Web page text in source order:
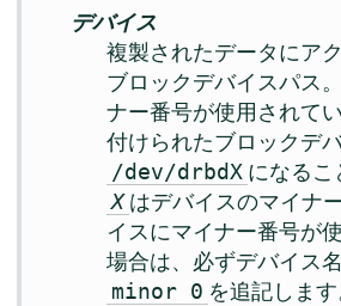
デバイス
複製されたデータにア
ブロックデバイスパス
ナー番号が使用されて
付けられたブロックデ
/dev/drbdX になるこ
X はデバイスのマイナ
イスにマイナー番号が
場合は、必ずデバイス
minor 0 を追記します